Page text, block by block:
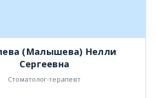
(Малышева) Нелли
Сергеевна
Стоматолог-терапевт